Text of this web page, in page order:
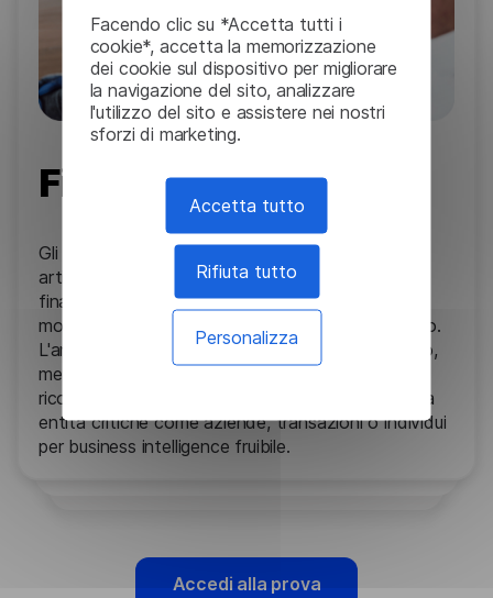
Facendo clic su *Accetta tutti i
cookie*, accetta la memorizzazione
dei cookie sul dispositivo per migliorare
la navigazione del sito, analizzare
l'utilizzo del sito e assistere nei nostri
sforzi di marketing.
Accetta tutto
Rifiuta tutto
Personalizza
Finanza
Gli strumenti linguistici basati sull'intelligenza
artificiale estraggono informazioni dai report
finanziari, analizzano le tendenze di mercato e
monitorano le notizie per la valutazione del rischio.
L'analisi del sentiment valuta il sentiment pubblico,
mentre la sintesi condensa report lunghi e il
riconoscimento delle entità denominate identifica
entità critiche come aziende, transazioni o individui
per business intelligence fruibile.
Accedi alla prova